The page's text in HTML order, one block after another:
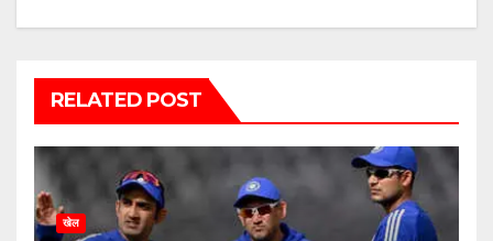
RELATED POST
खेल